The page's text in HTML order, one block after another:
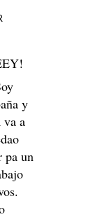
y
va a
pa un